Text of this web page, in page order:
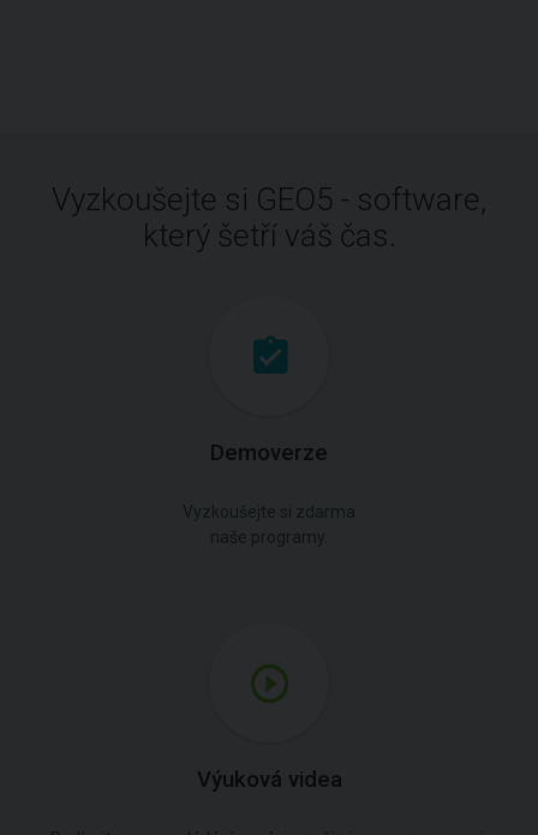
Vyzkoušejte si GEO5 - software,
který šetří váš čas.
Demoverze
Výuková videa